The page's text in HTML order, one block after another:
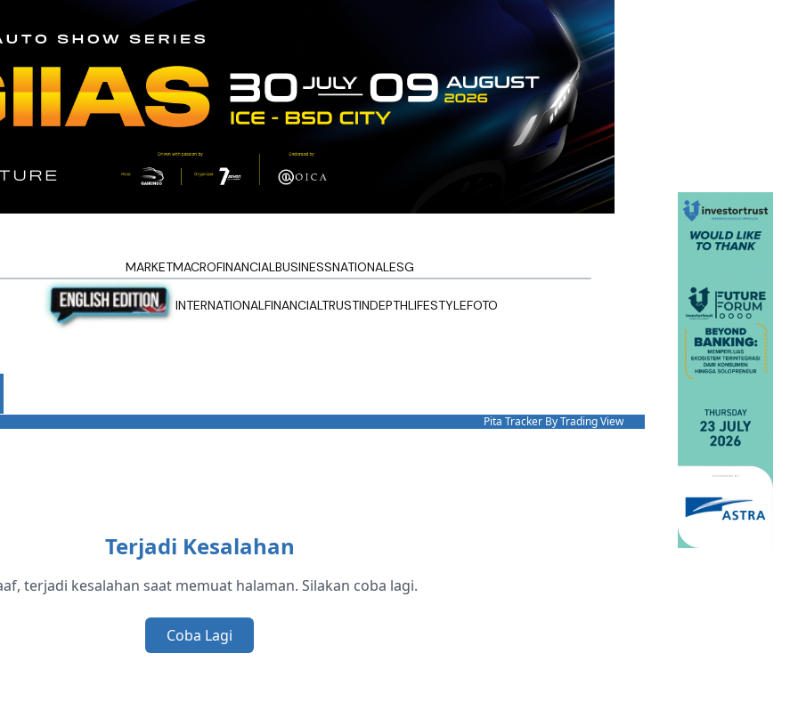
MARKETMACROFINANCIALBUSINESSNATIONALESG
INTERNATIONALFINANCIALTRUSTINDEPTHLIFESTYLEFOTO
Pita Tracker By Trading View
Terjadi Kesalahan
terjadi kesalahan saat memuat halaman. Silakan coba lagi.
Coba Lagi